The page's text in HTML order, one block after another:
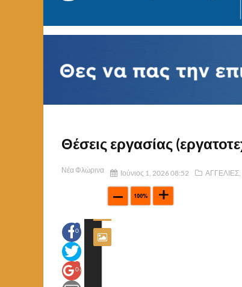
Θέσεις εργασίας
Νέα Φλώρινα Ιούνιος 1, 2026 08:52 ΑΓΓΕΛΙΕΣ,
0
0